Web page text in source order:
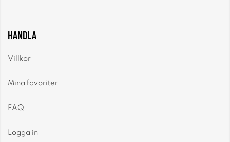
HANDLA
Villkor
Mina favoriter
FAQ
Logga in